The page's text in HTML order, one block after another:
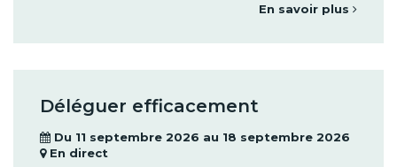
En savoir plus
Déléguer efficacement
Du 11 septembre 2026 au 18 septembre 2026
En direct